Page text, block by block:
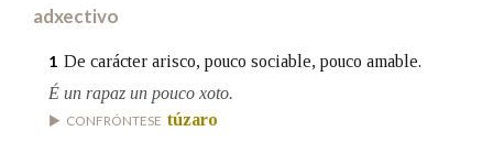
adxectivo
1 De carácter arisco, pouco sociable, pouco amable.
É un rapaz un pouco xoto.
CONFRÓNTESE túzaro